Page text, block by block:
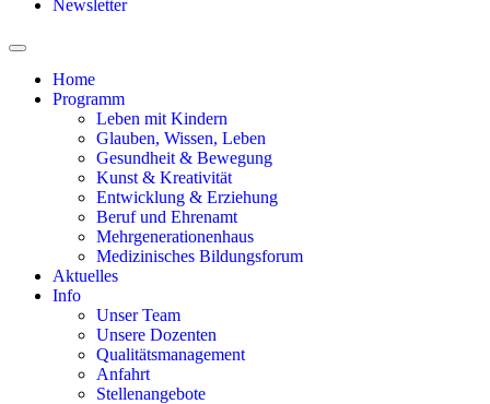
Newsletter
Home
Programm
Leben mit Kindern
Glauben, Wissen, Leben
Gesundheit & Bewegung
Kunst & Kreativität
Entwicklung & Erziehung
Beruf und Ehrenamt
Mehrgenerationenhaus
Medizinisches Bildungsforum
Aktuelles
Info
Unser Team
Unsere Dozenten
Qualitätsmanagement
Anfahrt
Stellenangebote